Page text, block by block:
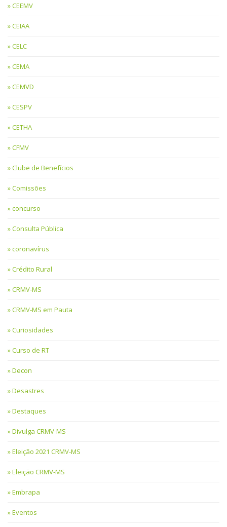
CEEMV
CEIAA
CELC
CEMA
CEMVD
CESPV
CETHA
CFMV
Clube de Benefícios
Comissões
concurso
Consulta Pública
coronavírus
Crédito Rural
CRMV-MS
CRMV-MS em Pauta
Curiosidades
Curso de RT
Decon
Desastres
Destaques
Divulga CRMV-MS
Eleição 2021 CRMV-MS
Eleição CRMV-MS
Embrapa
Eventos